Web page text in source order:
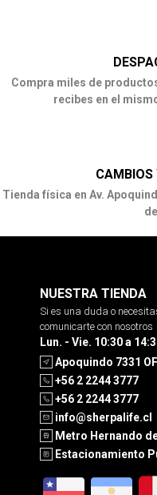
Compra miles de
recibes en el
CAMBIOS
Tienda física en Av.
NUESTRA TIENDA
Si es una duda o
comunicarte con nosotros
Lun. - Vie. 10:30 a
Apoquindo 7331
+56 2 2244 3777
+56 2 2244 3777
info@sherpalife.cl
Metro Hernando
Estacionamiento